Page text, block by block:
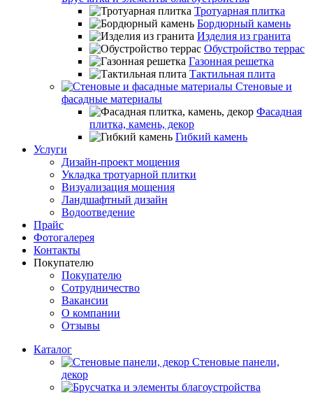
Тротуарная плитка
Бордюрный камень
Изделия из гранита
Обустройство террас
Газонная решетка
Тактильная плита
Стеновые и
фасадные материалы
Фасадная
плитка, камень, декор
Гибкий камень
Услуги
Дизайн-проект мощения
Укладка тротуарной плитки
Визуализация мощения
Ландшафтный дизайн
Водоотведение
Прайс
Фотогалерея
Контакты
Покупателю
Покупателю
Сотрудничество
Вакансии
О компании
Отзывы
Каталог
Стеновые панели,
декор